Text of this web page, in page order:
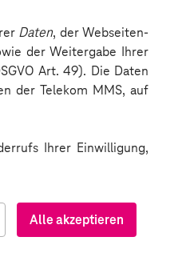
Daten, der Webseiten-
der Weitergabe Ihrer
Art. 49). Die Daten
der Telekom MMS, auf
Ihrer Einwilligung,
Alle akzeptieren
gezielte Change-Begleitung